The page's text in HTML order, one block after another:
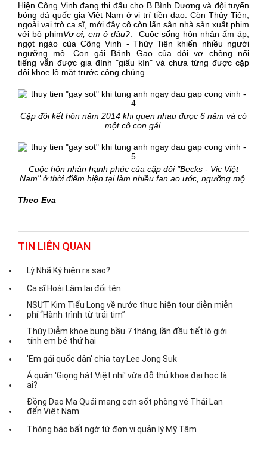
Hiện Công Vinh đang thi đấu cho B.Bình Dương và đội tuyển
bóng đá quốc gia Việt Nam ở vị trí tiền đạo. Còn Thủy Tiên,
ngoài vai trò ca sĩ, mới đây cô còn lấn sân nhà sản xuất phim
với bộ phimVợ ơi, em ở đâu? . Cuộc sống hôn nhân ấm áp,
ngọt ngào của Công Vinh - Thủy Tiên khiến nhiều người
ngưỡng mộ. Con gái Bánh Gạo của đôi vợ chồng nổi
tiếng vẫn được gia đình "giấu kín" và chưa từng được cặp
đôi khoe lộ mặt trước công chúng.
Cặp đôi kết hôn năm 2014 khi quen nhau được 6 năm và có
một cô con gái.
Cuộc hôn nhân hạnh phúc của cặp đôi "Becks - Vic Việt
Nam" ở thời điểm hiện tại làm nhiều fan ao ước, ngưỡng mộ.
Theo Eva
TIN LIÊN QUAN
Lý Nhã Kỳ hiện ra sao?
Ca sĩ Hoài Lâm lại đổi tên
NSƯT Kim Tiểu Long về nước thực hiện tour diễn miễn
phí “Hành trình từ trái tim”
Thúy Diễm khoe bụng bầu 7 tháng, lần đầu tiết lộ giới
tính em bé thứ hai
'Em gái quốc dân' chia tay Lee Jong Suk
Á quân 'Giọng hát Việt nhí' vừa đỗ thủ khoa đại học là
ai?
Đồng Dao Ma Quái mang cơn sốt phòng vé Thái Lan
đến Việt Nam
Thông báo bất ngờ từ đơn vị quản lý Mỹ Tâm